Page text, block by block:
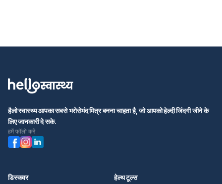
हैलो स्वास्थ्य आपका सबसे भरोसेमंद मित्र बनना चाहता है, जो आपको हेल्दी जिंदगी जीने के
लिए जानकारी दे सके.
हमें फॉलो करें
डिस्कवर हेल्थ टूल्स